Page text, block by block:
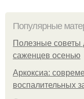
Популярные
Полезные
саженцев осенью
Аркоксиа:
воспалительных